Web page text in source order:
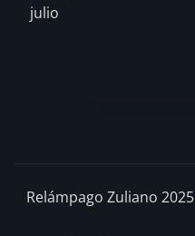
julio
Relámpago Zuliano 2025